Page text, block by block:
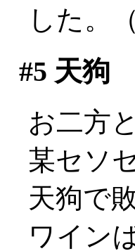
した。
#5 天狗
お二方
某セソ
天狗で
ワイン